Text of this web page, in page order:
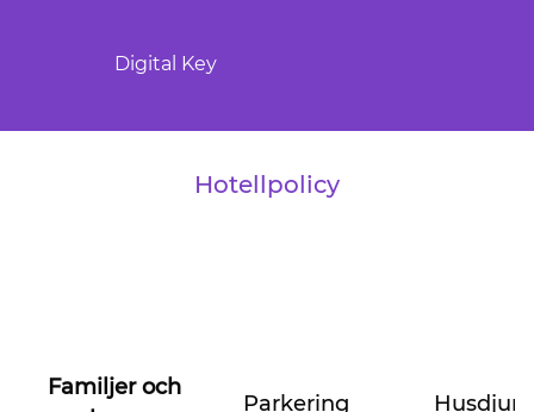
Digital Key
Hotellpolicy
Familjer och
Parkering Husdjur